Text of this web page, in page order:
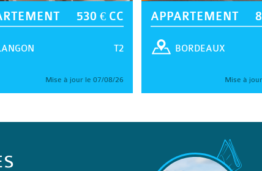
530 € CC
T2
Mise à jour le 07/08/26
APPARTEMENT
BORDEAUX
Mise à